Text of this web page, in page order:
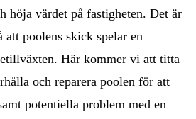
höja värdet på fastigheten. Det är
poolens skick spelar en
Här kommer vi att titta
och reparera poolen för att
potentiella problem med en